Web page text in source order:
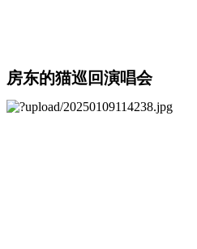
房东的猫巡回演唱会